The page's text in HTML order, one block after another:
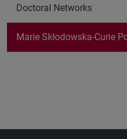
Doctoral Networks
Marie Skłodowska-Curie